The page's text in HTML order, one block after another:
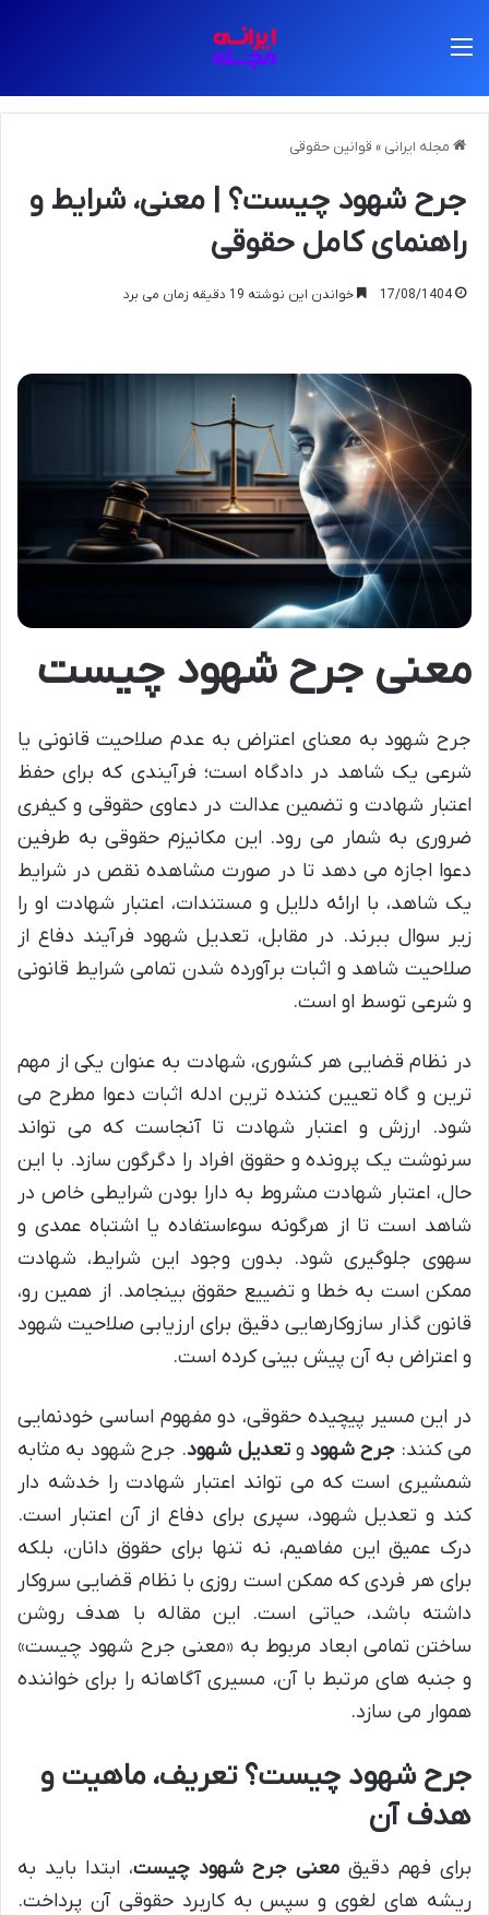
مجله ایرانی » قوانین حقوقی
جرح شهود چیست؟ | معنی، شرایط و
راهنمای کامل حقوقی
17/08/1404 خواندن این نوشته 19 دقیقه زمان می برد
معنی جرح شهود چیست
جرح شهود به معنای اعتراض به عدم صلاحیت قانونی یا
شرعی یک شاهد در دادگاه است؛ فرآیندی که برای حفظ
اعتبار شهادت و تضمین عدالت در دعاوی حقوقی و کیفری
ضروری به شمار می رود. این مکانیزم حقوقی به طرفین
دعوا اجازه می دهد تا در صورت مشاهده نقص در شرایط
یک شاهد، با ارائه دلایل و مستندات، اعتبار شهادت او را
زیر سوال ببرند. در مقابل، تعدیل شهود فرآیند دفاع از
صلاحیت شاهد و اثبات برآورده شدن تمامی شرایط قانونی
و شرعی توسط او است.
در نظام قضایی هر کشوری، شهادت به عنوان یکی از مهم
ترین و گاه تعیین کننده ترین ادله اثبات دعوا مطرح می
شود. ارزش و اعتبار شهادت تا آنجاست که می تواند
سرنوشت یک پرونده و حقوق افراد را دگرگون سازد. با این
حال، اعتبار شهادت مشروط به دارا بودن شرایطی خاص در
شاهد است تا از هرگونه سوءاستفاده یا اشتباه عمدی و
سهوی جلوگیری شود. بدون وجود این شرایط، شهادت
ممکن است به خطا و تضییع حقوق بینجامد. از همین رو،
قانون گذار سازوکارهایی دقیق برای ارزیابی صلاحیت شهود
و اعتراض به آن پیش بینی کرده است.
در این مسیر پیچیده حقوقی، دو مفهوم اساسی خودنمایی
می کنند: جرح شهودوتعدیل شهود. جرح شهود به مثابه
شمشیری است که می تواند اعتبار شهادت را خدشه دار
کند و تعدیل شهود، سپری برای دفاع از آن اعتبار است.
درک عمیق این مفاهیم، نه تنها برای حقوق دانان، بلکه
برای هر فردی که ممکن است روزی با نظام قضایی سروکار
داشته باشد، حیاتی است. این مقاله با هدف روشن
ساختن تمامی ابعاد مربوط به «معنی جرح شهود چیست»
و جنبه های مرتبط با آن، مسیری آگاهانه را برای خواننده
هموار می سازد.
جرح شهود چیست؟ تعریف، ماهیت و
هدف آن
برای فهم دقیق معنی جرح شهود چیست، ابتدا باید به
ریشه های لغوی و سپس به کاربرد حقوقی آن پرداخت.